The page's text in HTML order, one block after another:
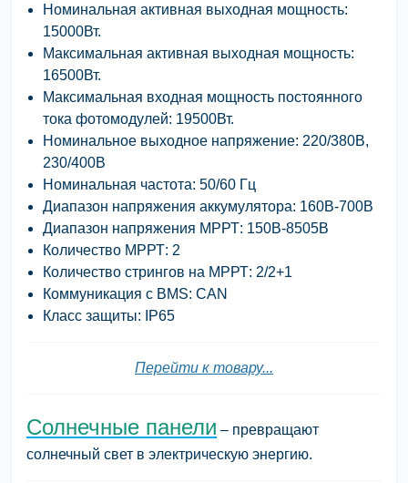
Номинальная активная выходная мощность:
15000Вт.
Максимальная активная выходная мощность:
16500Вт.
Максимальная входная мощность постоянного
тока фотомодулей: 19500Вт.
Номинальное выходное напряжение: 220/380В,
230/400В
Номинальная частота: 50/60 Гц
Диапазон напряжения аккумулятора: 160В-700В
Диапазон напряжения МРРТ: 150В-8505В
Количество МРРТ: 2
Количество стрингов на МРРТ: 2/2+1
Коммуникация с BMS: CAN
Класс защиты: IP65
Перейти к товару...
Солнечные панели – превращают
солнечный свет в электрическую энергию.